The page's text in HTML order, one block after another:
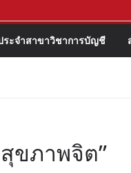
ระจำสาขาวิชาการบัญชี
ขภาพจิต”